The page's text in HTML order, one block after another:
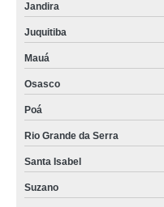
Jandira
Juquitiba
Mauá
Osasco
Poá
Rio Grande da Serra
Santa Isabel
Suzano